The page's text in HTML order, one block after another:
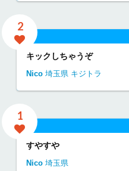
2
キックしちゃうぞ
Nico 埼玉県 キジトラ
1
すやすや
Nico 埼玉県